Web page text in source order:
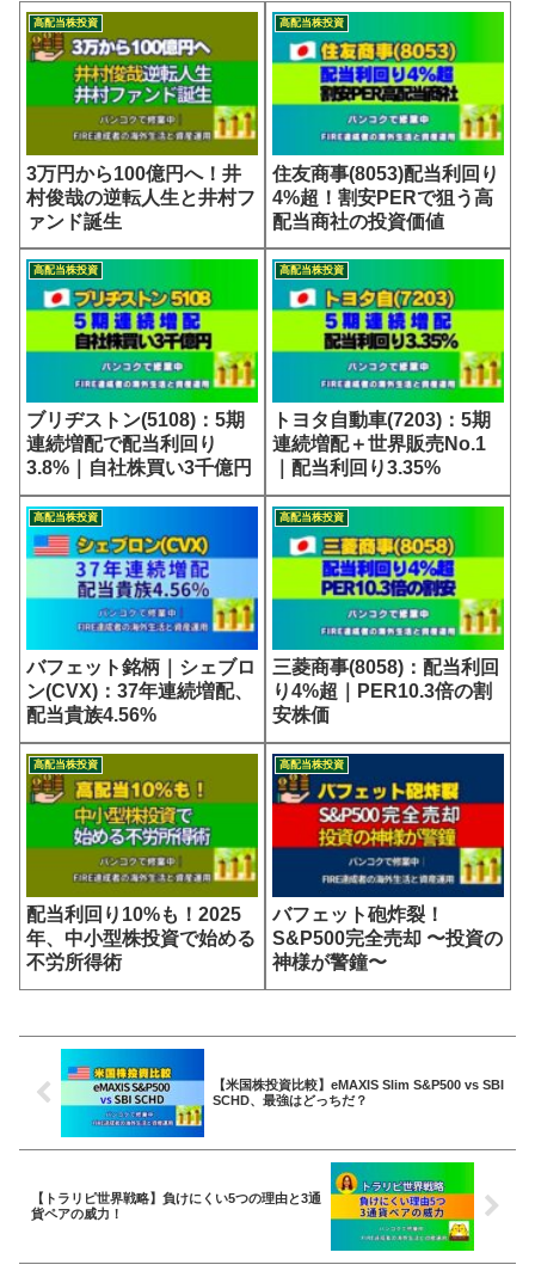
高配当株投資
3万円から100億円へ！井
村俊哉の逆転人生と井村フ
ァンド誕生
高配当株投資
住友商事(8053)配当利回り
4%超！割安PERで狙う高
配当商社の投資価値
高配当株投資
ブリヂストン(5108)：5期
連続増配で配当利回り
3.8%｜自社株買い3千億円
高配当株投資
トヨタ自動車(7203)：5期
連続増配＋世界販売No.1
｜配当利回り3.35%
高配当株投資
バフェット銘柄｜シェブロ
ン(CVX)：37年連続増配、
配当貴族4.56%
高配当株投資
三菱商事(8058)：配当利回
り4%超｜PER10.3倍の割
安株価
高配当株投資
配当利回り10%も！2025
年、中小型株投資で始める
不労所得術
高配当株投資
バフェット砲炸裂！
S&P500完全売却 〜投資の
神様が警鐘〜
【米国株投資比較】eMAXIS Slim S&P500 vs SBI
SCHD、最強はどっちだ？
【トラリピ世界戦略】負けにくい5つの理由と3通
貨ペアの威力！